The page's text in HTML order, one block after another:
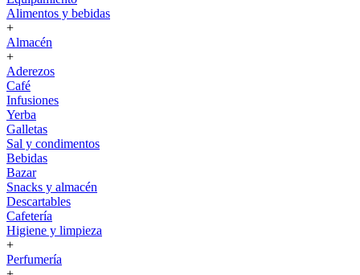
Alimentos y bebidas
+
Almacén
+
Aderezos
Café
Infusiones
Yerba
Galletas
Sal y condimentos
Bebidas
Bazar
Snacks y almacén
Descartables
Cafetería
Higiene y limpieza
+
Perfumería